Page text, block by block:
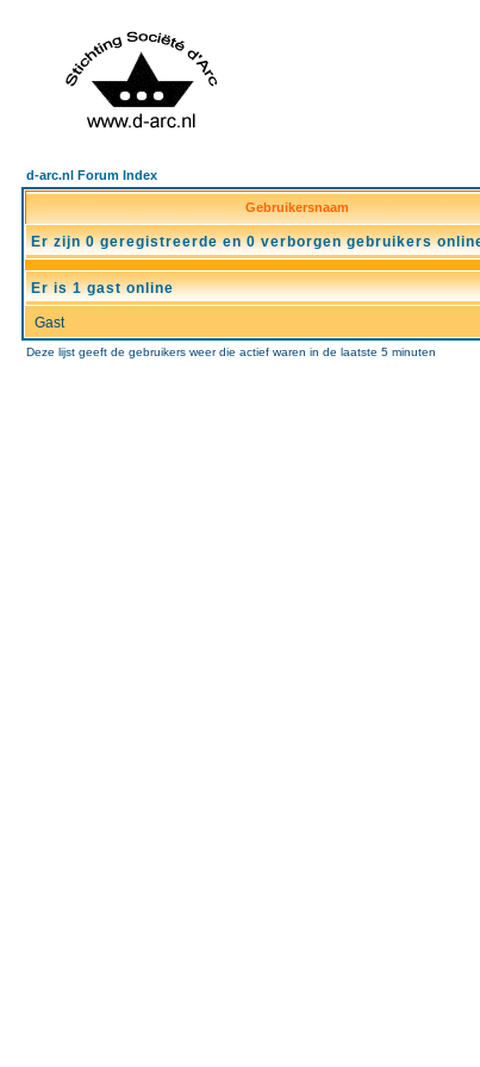
d-arc.nl Forum Index
Gebruikersnaam
Er zijn 0 geregistreerde en 0 verborgen gebruikers
Er is 1 gast online
Gast
Deze lijst geeft de gebruikers weer die actief waren in de laatste 5 minuten